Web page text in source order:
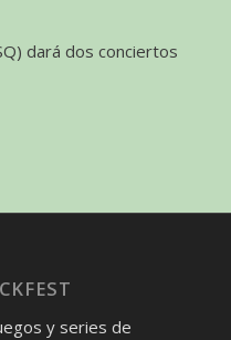
dará dos conciertos
y series de